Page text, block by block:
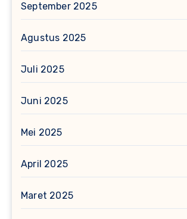
September 2025
Agustus 2025
Juli 2025
Juni 2025
Mei 2025
April 2025
Maret 2025